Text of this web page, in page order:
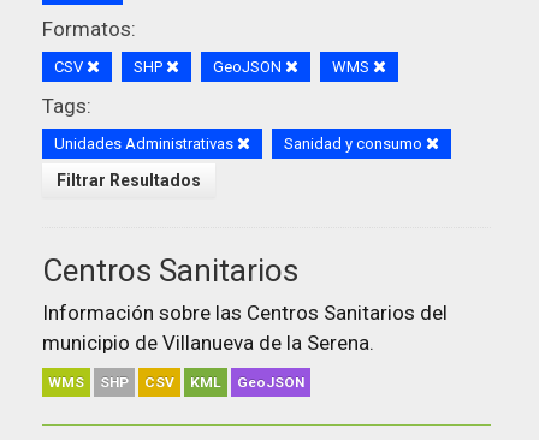
Formatos:
CSV SHP GeoJSON WMS
Tags:
Unidades Administrativas Sanidad y consumo
Filtrar Resultados
Centros Sanitarios
Información sobre las Centros Sanitarios del
municipio de Villanueva de la Serena.
WMS SHP CSV KML GeoJSON